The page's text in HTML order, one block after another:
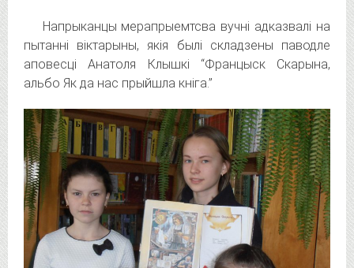
Напрыканцы мерапрыемтсва вучні адказвалі на
пытанні віктарыны, якія былі складзены паводле
аповесці Анатоля Клышкі “Францыск Скарына,
альбо Як да нас прыйшла кніга.”